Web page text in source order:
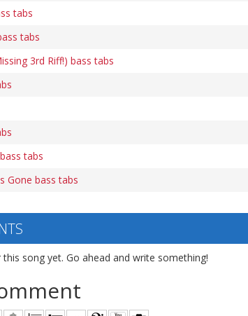
tabs
tabs
3rd Riff!) bass tabs
tabs
Gone bass tabs
song yet. Go ahead and write something!